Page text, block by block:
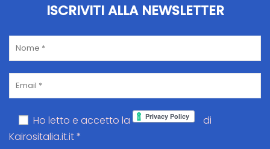
ISCRIVITI ALLA NEWSLETTER
Ho letto e accetto la
di
Kairositalia.it.it *